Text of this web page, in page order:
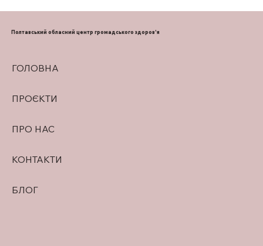
ГОЛОВНА
ПРОЄКТИ
ПРО НАС
КОНТАКТИ
БЛОГ
Полтавський обласний центр громадського здоров'я